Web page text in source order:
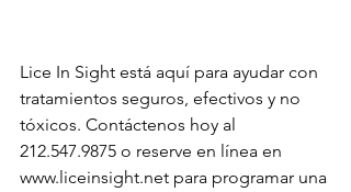
Lice In Sight está aquí para ayudar con
tratamientos seguros, efectivos y no
tóxicos. Contáctenos hoy al
212.547.9875 o reserve en línea en
www.liceinsight.net para programar una